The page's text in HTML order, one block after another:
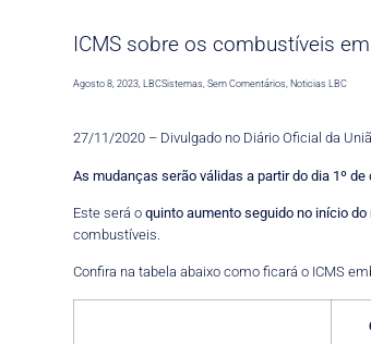
ICMS sobre os combustíveis
Agosto 8, 2023 ,LBCSistemas Sem Comentários Noticias LBC
27/11/2020 – Divulgado no Diário Oficial da
As mudanças serão válidas a partir do dia 1º de
Este será oquinto aumento seguido no início do
combustíveis.
Confira na tabela abaixo como ficará o ICMS